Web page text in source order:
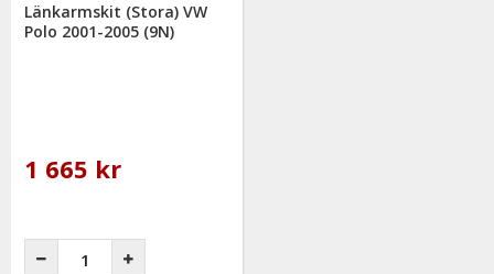
Länkarmskit (Stora) VW
Polo 2001-2005 (9N)
1 665 kr